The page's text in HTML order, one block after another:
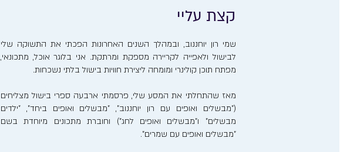
קצת עליי
שמי רון יוחננוב, ובמהלך השנים האחרונות הפכתי את התשוקה שלי
לבישול ולאפייה לקריירה מספקת ומרתקת. אני בלוגר אוכל, מתכונאי,
מפתח תוכן קולינרי ומומחה ליצירת חוויות בישול בלתי נשכחות.
מאז שהתחלתי את המסע שלי, פרסמתי ארבעה ספרי בישול מצליחים
("מבשלים ואופים עם רון יוחננוב", "מבשלים ואופים ביחד", "ילדים
מבשלים" ו"מבשלים ואופים לחג") וחוברת מתכונים מיוחדת בשם
"מבשלים ואופים עם שמרים".